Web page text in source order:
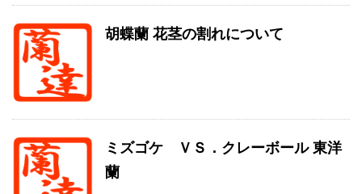
胡蝶蘭 花茎の割れについて
ミズゴケ ＶＳ．クレーボール 東洋
蘭